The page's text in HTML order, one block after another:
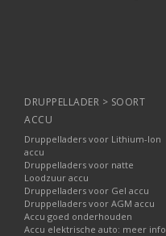
DRUPPELLADER > SOORT
ACCU
Druppelladers voor Lithium-Ion
accu
Druppelladers voor natte
Loodzuur accu
Druppelladers voor Gel accu
Druppelladers voor AGM accu
Accu goed onderhouden
Accu elektrische auto: meer info